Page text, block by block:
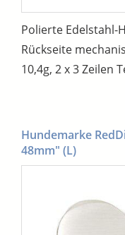
Polierte Edelstahl-
Rückseite
10,4g, 2 x 3 Zeilen
Hundemarke
48mm" (L)